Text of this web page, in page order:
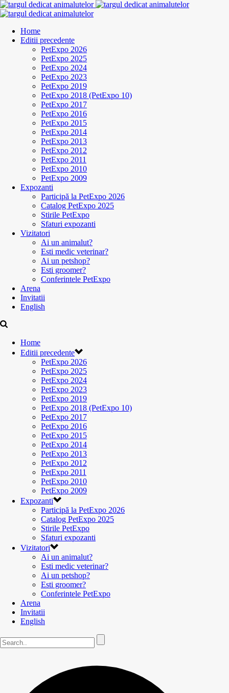
Home
Editii precedente
PetExpo 2026
PetExpo 2025
PetExpo 2024
PetExpo 2023
PetExpo 2019
PetExpo 2018 (PetExpo 10)
PetExpo 2017
PetExpo 2016
PetExpo 2015
PetExpo 2014
PetExpo 2013
PetExpo 2012
PetExpo 2011
PetExpo 2010
PetExpo 2009
Expozanti
Participă la PetExpo 2026
Catalog PetExpo 2025
Stirile PetExpo
Sfaturi expozanti
Vizitatori
Ai un animalut?
Esti medic veterinar?
Ai un petshop?
Esti groomer?
Conferintele PetExpo
Arena
Invitatii
English
Home
Editii precedente
PetExpo 2026
PetExpo 2025
PetExpo 2024
PetExpo 2023
PetExpo 2019
PetExpo 2018 (PetExpo 10)
PetExpo 2017
PetExpo 2016
PetExpo 2015
PetExpo 2014
PetExpo 2013
PetExpo 2012
PetExpo 2011
PetExpo 2010
PetExpo 2009
Expozanti
Participă la PetExpo 2026
Catalog PetExpo 2025
Stirile PetExpo
Sfaturi expozanti
Vizitatori
Ai un animalut?
Esti medic veterinar?
Ai un petshop?
Esti groomer?
Conferintele PetExpo
Arena
Invitatii
English